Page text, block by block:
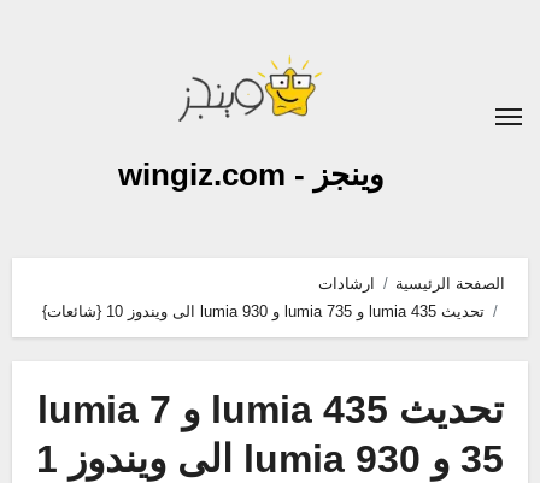
وينجز - wingiz.com
الصفحة الرئيسية
ارشادات
تحديث lumia 435 و lumia 735 و lumia 930 الى ويندوز 10 {شائعات}
تحديث lumia 435 و lumia 7
35 و lumia 930 الى ويندوز 1